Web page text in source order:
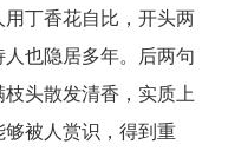
丁香花自比，开头两
也隐居多年。后两句
头散发清香，实质上
被人赏识，得到重